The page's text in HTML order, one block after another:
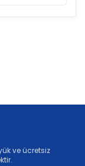
ve ücretsiz